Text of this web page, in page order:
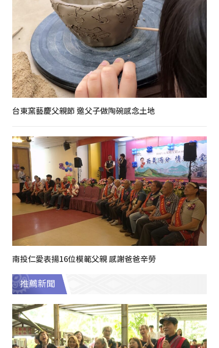
台東窯藝慶父親節 邀父子做陶碗感念土地
南投仁愛表揚16位模範父親 感謝爸爸辛勞
推薦新聞